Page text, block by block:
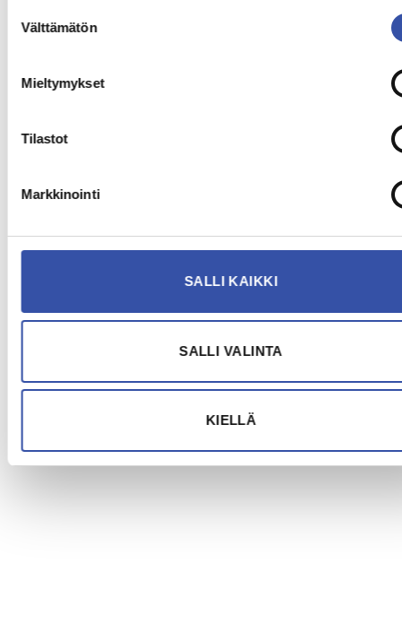
valinta
Välttämätön
Mieltymykset
Tilastot
Markkinointi
SALLI KAIKKI
SALLI VALINTA
KIELLÄ